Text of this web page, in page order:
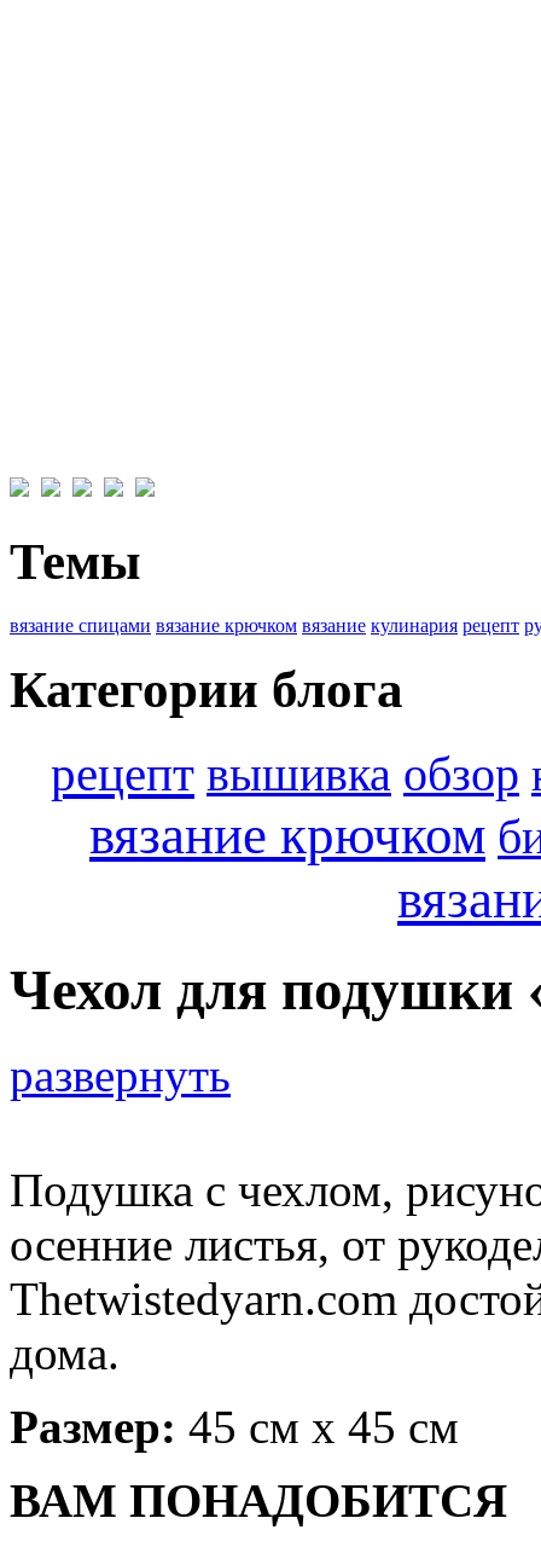
Темы
вязание спицами вязание крючком вязание кулинария рецепт
Категории блога
рецепт вышивка обзор
вязание крючком
Чехол для подушки
развернуть
Подушка с чехлом,
осенние листья, от
Thetwistedyarn.com
дома.
Размер: 45 см х 45 см
ВАМ ПОНАДОБИТСЯ